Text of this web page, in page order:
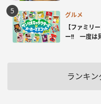
グルメ
【ファミリ
ー!! 一度は
ランキ